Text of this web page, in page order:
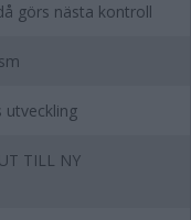
görs nästa kontroll
utveckling
TILL NY